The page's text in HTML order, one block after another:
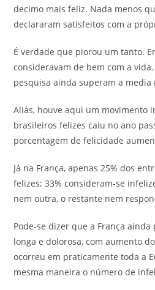
decimo mais feliz. Nada menos
declararam satisfeitos com a
É verdade que piorou um tanto.
consideravam de bem com a
pesquisa ainda superam a media
Aliás, houve aqui um movimento
brasileiros felizes caiu no ano
porcentagem de felicidade
Já na França, apenas 25% dos
felizes; 33% consideram-se
nem outra, o restante nem
Pode-se dizer que a França
longa e dolorosa, com aumento
ocorreu em praticamente toda a
mesma maneira o número de